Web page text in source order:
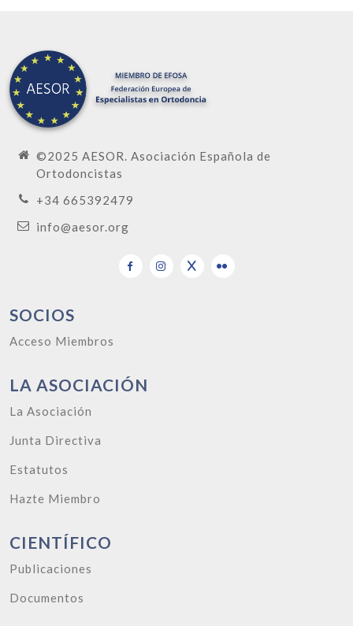
©2025 AESOR. Asociación Española de
Ortodoncistas
+34 665392479
info@aesor.org
SOCIOS
Acceso Miembros
LA ASOCIACIÓN
La Asociación
Junta Directiva
Estatutos
Hazte Miembro
CIENTÍFICO
Publicaciones
Documentos